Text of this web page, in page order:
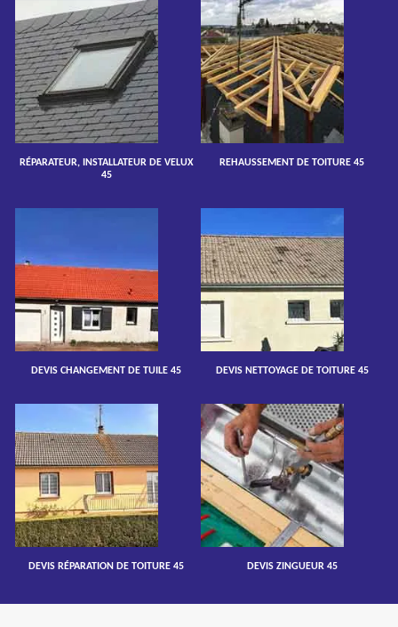
RÉPARATEUR, INSTALLATEUR DE VELUX
45
REHAUSSEMENT DE TOITURE 45
DEVIS CHANGEMENT DE TUILE 45 DEVIS NETTOYAGE DE TOITURE 45
DEVIS RÉPARATION DE TOITURE 45 DEVIS ZINGUEUR 45